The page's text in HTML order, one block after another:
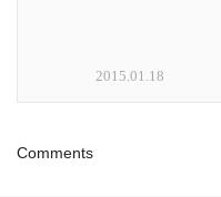
2015.01.18
Comments